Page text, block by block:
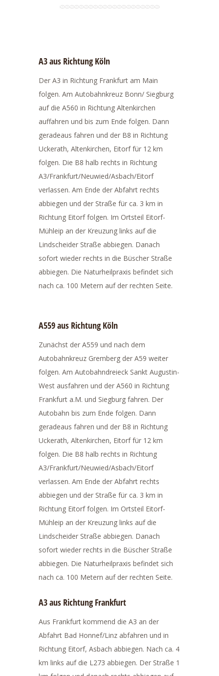
A3 aus Richtung Köln
Der A3 in Richtung Frankfurt am Main
folgen. Am Autobahnkreuz Bonn/ Siegburg
auf die A560 in Richtung Altenkirchen
auffahren und bis zum Ende folgen. Dann
geradeaus fahren und der B8 in Richtung
Uckerath, Altenkirchen, Eitorf für 12 km
folgen. Die B8 halb rechts in Richtung
A3/Frankfurt/Neuwied/Asbach/Eitorf
verlassen. Am Ende der Abfahrt rechts
abbiegen und der Straße für ca. 3 km in
Richtung Eitorf folgen. Im Ortsteil Eitorf-
Mühleip an der Kreuzung links auf die
Lindscheider Straße abbiegen. Danach
sofort wieder rechts in die Büscher Straße
abbiegen. Die Naturheilpraxis befindet sich
nach ca. 100 Metern auf der rechten Seite.
A559 aus Richtung Köln
Zunächst der A559 und nach dem
Autobahnkreuz Gremberg der A59 weiter
folgen. Am Autobahndreieck Sankt Augustin-
West ausfahren und der A560 in Richtung
Frankfurt a.M. und Siegburg fahren. Der
Autobahn bis zum Ende folgen. Dann
geradeaus fahren und der B8 in Richtung
Uckerath, Altenkirchen, Eitorf für 12 km
folgen. Die B8 halb rechts in Richtung
A3/Frankfurt/Neuwied/Asbach/Eitorf
verlassen. Am Ende der Abfahrt rechts
abbiegen und der Straße für ca. 3 km in
Richtung Eitorf folgen. Im Ortsteil Eitorf-
Mühleip an der Kreuzung links auf die
Lindscheider Straße abbiegen. Danach
sofort wieder rechts in die Büscher Straße
abbiegen. Die Naturheilpraxis befindet sich
nach ca. 100 Metern auf der rechten Seite.
A3 aus Richtung Frankfurt
Aus Frankfurt kommend die A3 an der
Abfahrt Bad Honnef/Linz abfahren und in
Richtung Eitorf, Asbach abbiegen. Nach ca. 4
km links auf die L273 abbiegen. Der Straße 1